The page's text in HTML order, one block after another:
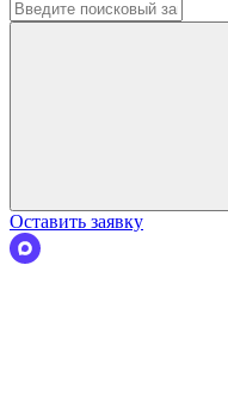
Оставить заявку